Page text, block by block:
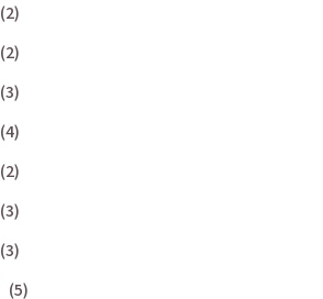
(2)
(2)
(3)
(4)
(2)
(3)
(3)
(5)